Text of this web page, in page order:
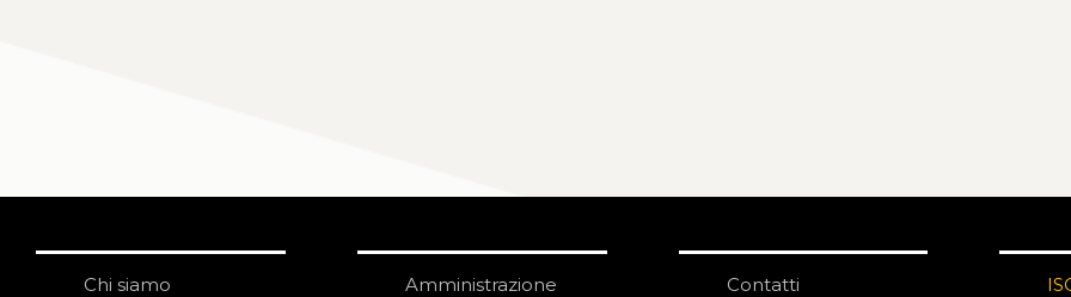
Chi siamo
Amministrazione
Contatti